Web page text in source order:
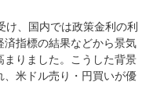
、国内では政策金利の利
指標の結果などから景気
りました。こうした背景
米ドル売り・円買いが優